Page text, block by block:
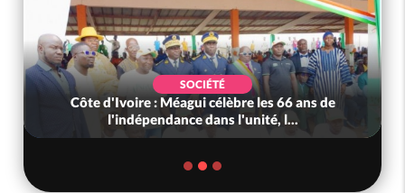
SOCIÉTÉ
Côte d'Ivoire : Méagui célèbre les 66 ans de
l'indépendance dans l'unité, l...